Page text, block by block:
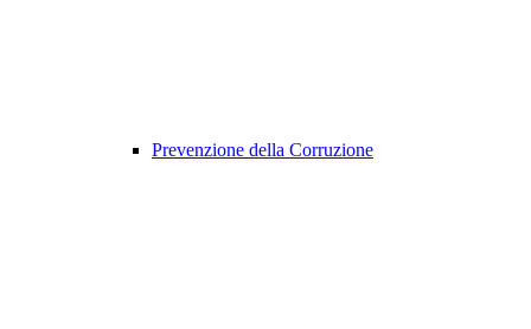
Prevenzione della Corruzione